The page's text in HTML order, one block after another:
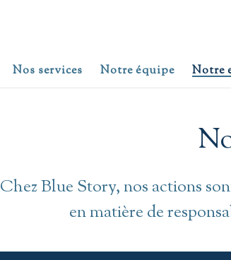
Nos services Notre équipe Notre
Chez Blue Story, nos actions
en matière de